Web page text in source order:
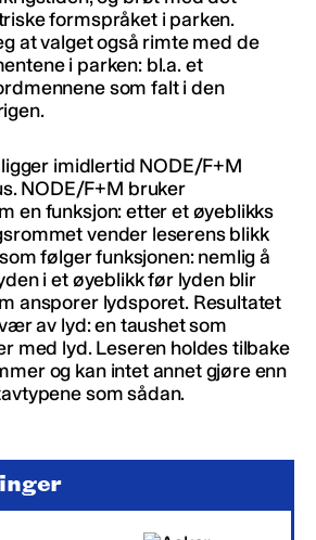
formspråket i parken.
at valget også rimte med de
i parken: bl.a. et
som falt i den
imidlertid NODE/F+M
NODE/F+M bruker
en funksjon: etter et øyeblikks
vender leserens blikk
følger funksjonen: nemlig å
i et øyeblikk før lyden blir
ansporer lydsporet. Resultatet
av lyd: en taushet som
med lyd. Leseren holdes tilbake
og kan intet annet gjøre enn
som sådan.